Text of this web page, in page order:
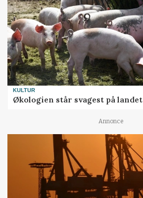
KULTUR
Økologien står svagest på landet
Annonce